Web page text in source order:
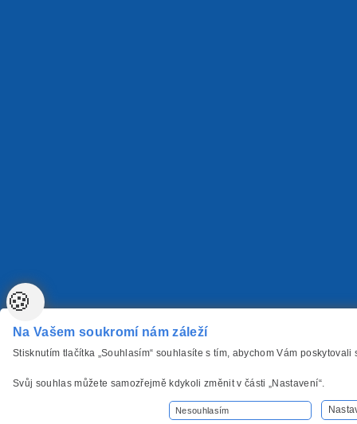
🍪
Na Vašem soukromí nám záleží
Stisknutím tlačítka „Souhlasím“ souhlasíte s tím, abychom Vám
Svůj souhlas můžete samozřejmě kdykoli změnit v části „Nastavení“.
Nesouhlasím